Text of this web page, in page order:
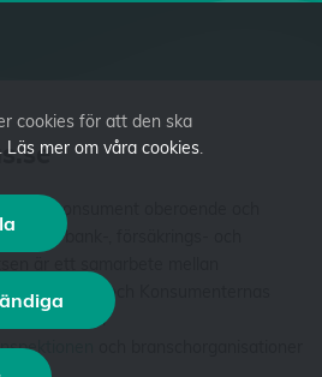
som konsument oberoende och
i bank-, försäkrings- och
finansbyrå och Konsumenternas
som har
cookies för att den ska
Läs mer om våra cookies.